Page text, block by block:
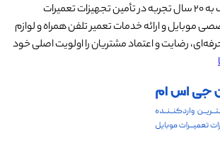
آسان جی‌اس‌ام با نزدیک به ۲۰ سال تجربه در تأمین تجهیزات تعمیرات
موبایل و ارائه خدمات تعمیر تلفن همراه و لوازم
رضایت و اعتماد مشتریان را اولویت اصلی خود